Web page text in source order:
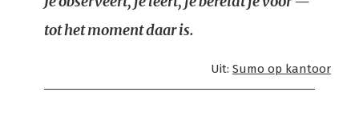
tot het moment daar is.
Uit: Sumo op kantoor